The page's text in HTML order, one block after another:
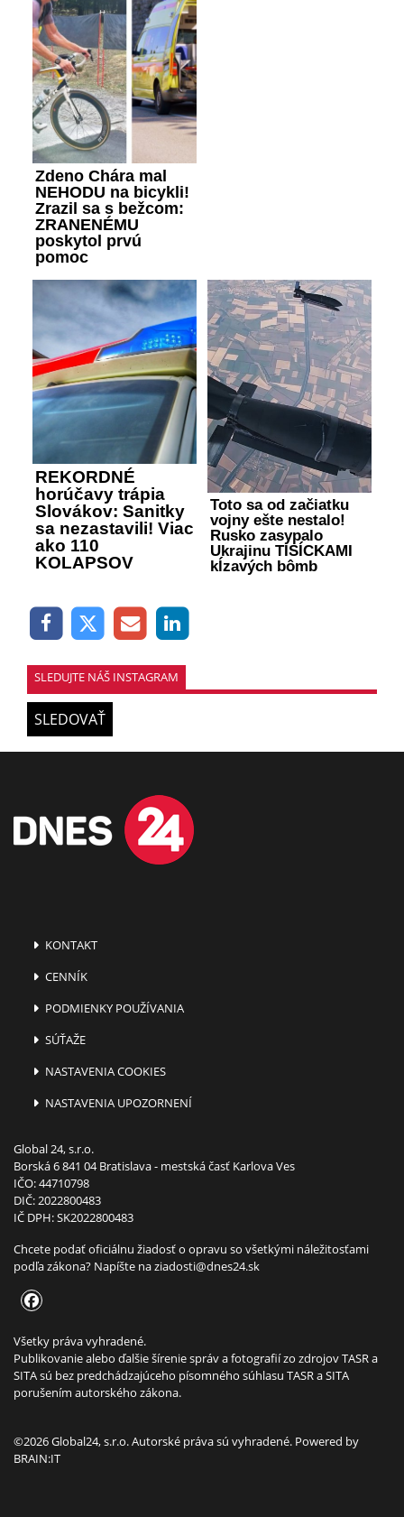
Zdeno Chára mal
NEHODU na bicykli!
Zrazil sa s bežcom:
ZRANENÉMU
poskytol prvú
pomoc
REKORDNÉ
horúčavy trápia
Slovákov: Sanitky
sa nezastavili! Viac
ako 110
KOLAPSOV
Toto sa od začiatku
vojny ešte nestalo!
Rusko zasypalo
Ukrajinu TISÍCKAMI
kĺzavých bômb
SLEDUJTE NÁŠ INSTAGRAM
SLEDOVAŤ
KONTAKT
CENNÍK
PODMIENKY POUŽÍVANIA
SÚŤAŽE
NASTAVENIA COOKIES
NASTAVENIA UPOZORNENÍ
Global 24, s.r.o.
Borská 6 841 04 Bratislava - mestská časť Karlova Ves
IČO: 44710798
DIČ: 2022800483
IČ DPH: SK2022800483
Chcete podať oficiálnu žiadosť o opravu so všetkými náležitosťami
podľa zákona? Napíšte naziadosti@dnes24.sk
Všetky práva vyhradené.
Publikovanie alebo ďalšie šírenie správ a fotografií zo zdrojov TASR a
SITA sú bez predchádzajúceho písomného súhlasu TASR a SITA
porušením autorského zákona.
©2026 Global24, s.r.o. Autorské práva sú vyhradené. Powered by
BRAIN:IT